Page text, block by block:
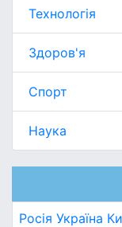
Технологія
Здоров'я
Спорт
Наука
Росія Україна